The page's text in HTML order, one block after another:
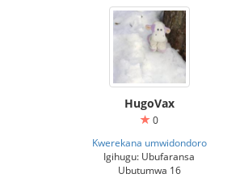
HugoVax
0
Kwerekana umwidondoro
Igihugu: Ubufaransa
Ubutumwa 16